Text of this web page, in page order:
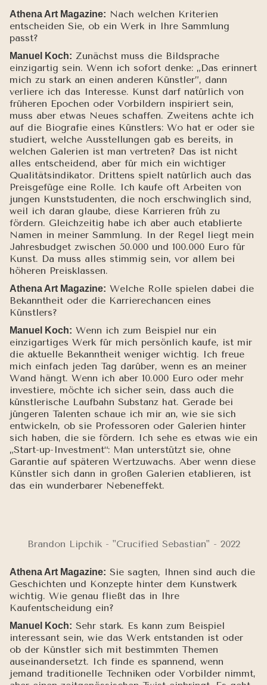
Athena Art Magazine: Nach welchen Kriterien
entscheiden Sie, ob ein Werk in Ihre Sammlung
passt?
Manuel Koch: Zunächst muss die Bildsprache
einzigartig sein. Wenn ich sofort denke: „Das erinnert
mich zu stark an einen anderen Künstler”, dann
verliere ich das Interesse. Kunst darf natürlich von
früheren Epochen oder Vorbildern inspiriert sein,
muss aber etwas Neues schaffen. Zweitens achte ich
auf die Biografie eines Künstlers: Wo hat er oder sie
studiert, welche Ausstellungen gab es bereits, in
welchen Galerien ist man vertreten? Das ist nicht
alles entscheidend, aber für mich ein wichtiger
Qualitätsindikator. Drittens spielt natürlich auch das
Preisgefüge eine Rolle. Ich kaufe oft Arbeiten von
jungen Kunststudenten, die noch erschwinglich sind,
weil ich daran glaube, diese Karrieren früh zu
fördern. Gleichzeitig habe ich aber auch etablierte
Namen in meiner Sammlung. In der Regel liegt mein
Jahresbudget zwischen 50.000 und 100.000 Euro für
Kunst. Da muss alles stimmig sein, vor allem bei
höheren Preisklassen.
Athena Art Magazine: Welche Rolle spielen dabei die
Bekanntheit oder die Karrierechancen eines
Künstlers?
Manuel Koch: Wenn ich zum Beispiel nur ein
einzigartiges Werk für mich persönlich kaufe, ist mir
die aktuelle Bekanntheit weniger wichtig. Ich freue
mich einfach jeden Tag darüber, wenn es an meiner
Wand hängt. Wenn ich aber 10.000 Euro oder mehr
investiere, möchte ich sicher sein, dass auch die
künstlerische Laufbahn Substanz hat. Gerade bei
jüngeren Talenten schaue ich mir an, wie sie sich
entwickeln, ob sie Professoren oder Galerien hinter
sich haben, die sie fördern. Ich sehe es etwas wie ein
„Start-up-Investment“: Man unterstützt sie, ohne
Garantie auf späteren Wertzuwachs. Aber wenn diese
Künstler sich dann in großen Galerien etablieren, ist
das ein wunderbarer Nebeneffekt.
Brandon Lipchik - "Crucified Sebastian" - 2022
Athena Art Magazine: Sie sagten, Ihnen sind auch die
Geschichten und Konzepte hinter dem Kunstwerk
wichtig. Wie genau fließt das in Ihre
Kaufentscheidung ein?
Manuel Koch: Sehr stark. Es kann zum Beispiel
interessant sein, wie das Werk entstanden ist oder
ob der Künstler sich mit bestimmten Themen
auseinandersetzt. Ich finde es spannend, wenn
jemand traditionelle Techniken oder Vorbilder nimmt,